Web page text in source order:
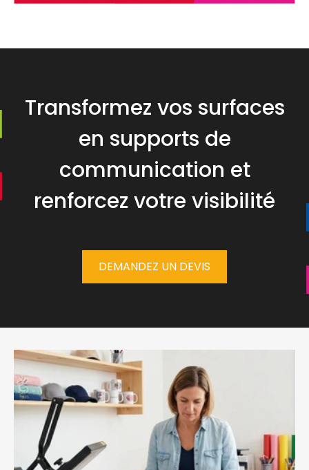
Transformez vos surfaces
en supports de
communication et
renforcez votre visibilité
DEMANDEZ UN DEVIS